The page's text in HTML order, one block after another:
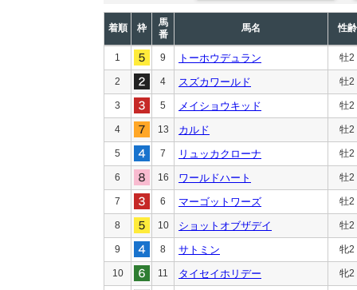
着順 枠
馬
番
馬名 性齢
1 9 トーホウデュラン 牡2
2 4 スズカワールド 牡2
3 5 メイショウキッド 牡2
4 13 カルド 牡2
5 7 リュッカクローナ 牡2
6 16 ワールドハート 牡2
7 6 マーゴットワーズ 牡2
8 10 ショットオブザデイ 牡2
9 8 サトミン 牝2
10 11 タイセイホリデー 牝2